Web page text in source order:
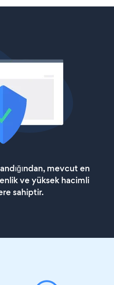
mevcut en
ve yüksek hacimli
sahiptir.